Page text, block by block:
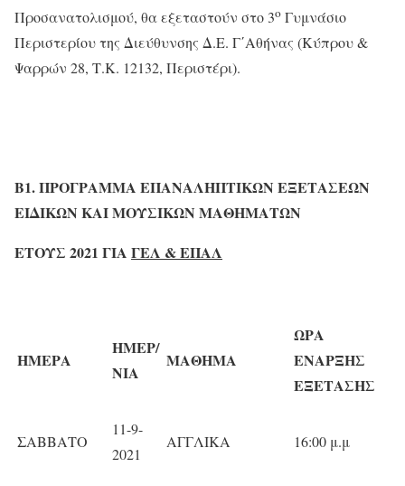
Προσανατολισμού, θα εξεταστούν στο 3ο Γυμνάσιο
Περιστερίου της Διεύθυνσης Δ.Ε. Γ΄Αθήνας (Κύπρου &
Ψαρρών 28, Τ.Κ. 12132, Περιστέρι).
Β1. ΠΡΟΓΡΑΜΜΑ ΕΠΑΝΑΛΗΠΤΙΚΩΝ ΕΞΕΤΑΣΕΩΝ
ΕΙΔΙΚΩΝ ΚΑΙ ΜΟΥΣΙΚΩΝ ΜΑΘΗΜΑΤΩΝ
ΕΤΟΥΣ 2021 ΓΙΑ ΓΕΛ & ΕΠΑΛ
ΗΜΕΡΑ
ΗΜΕΡ/
ΝΙΑ
ΜΑΘΗΜΑ
ΩΡΑ
ΕΝΑΡΞΗΣ
ΕΞΕΤΑΣΗΣ
ΣΑΒΒΑΤΟ
11-9-
2021
ΑΓΓΛΙΚΑ 16:00 μ.μ